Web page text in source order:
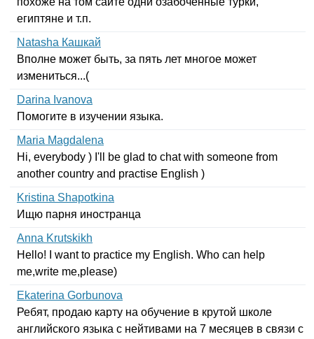
египтяне и т.п.
Natasha Кашкай
Вполне может быть, за пять лет многое может
измениться...(
Darina Ivanova
Помогите в изучении языка.
Maria Magdalena
Hi, everybody ) I'll be glad to chat with someone from
another country and practise English )
Kristina Shapotkina
Ищю парня иностранца
Anna Krutskikh
Hello! want to practice my English. Who can help
me,write me,please)
Ekaterina Gorbunova
Ребят, продаю карту на обучение в крутой школе
английского языка с нейтивами на 7 месяцев в связи с